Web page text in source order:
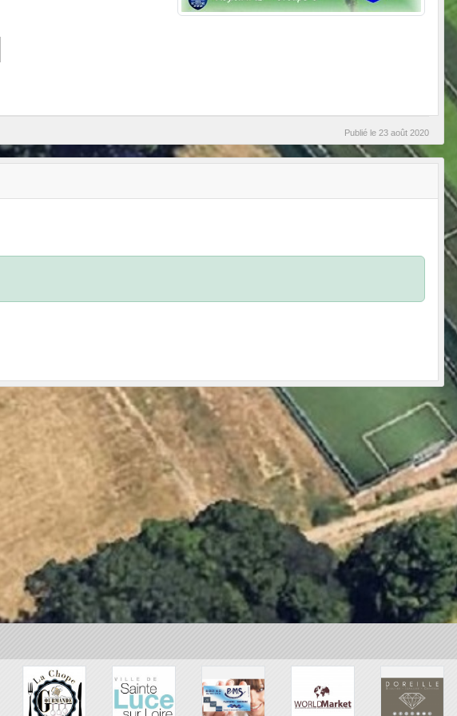
Publié le 23 août 2020